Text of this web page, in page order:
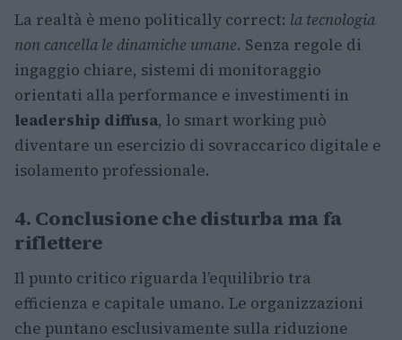
La realtà è meno politically correct: la tecnologia
non cancella le dinamiche umane. Senza regole di
ingaggio chiare, sistemi di monitoraggio
orientati alla performance e investimenti in
leadership diffusa, lo smart working può
diventare un esercizio di sovraccarico digitale e
isolamento professionale.
4. Conclusione che disturba ma fa
riflettere
Il punto critico riguarda l’equilibrio tra
efficienza e capitale umano. Le organizzazioni
che puntano esclusivamente sulla riduzione